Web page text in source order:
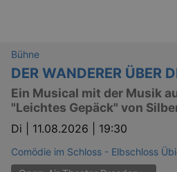
Bühne
DER WANDERER ÜBER
Ein Musical mit der Musik
"Leichtes Gepäck" von
Di | 11.08.2026 | 19:30
Comödie im Schloss - Elbschloss